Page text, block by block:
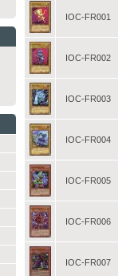
IOC-FR001
IOC-FR002
IOC-FR003
IOC-FR004
IOC-FR005
IOC-FR006
IOC-FR007